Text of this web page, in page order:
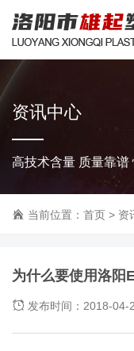
资讯中心
高技术含量 质量靠谱
当前位置： 首页 > 资
为什么要使用洛阳
发布时间：2018-